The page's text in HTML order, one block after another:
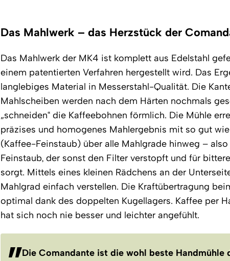
Das Mahlwerk – das Herzstück der
Das Mahlwerk der MK4 ist komplett aus Edelstahl
einem patentierten Verfahren hergestellt wird. Das
langlebiges Material in Messerstahl-Qualität. Die
Mahlscheiben werden nach dem Härten nochmals
„schneiden“ die Kaffeebohnen förmlich. Die Mühle
präzises und homogenes Mahlergebnis mit so gut wie
(Kaffee-Feinstaub) über alle Mahlgrade hinweg –
Feinstaub, der sonst den Filter verstopft und für
sorgt. Mittels eines kleinen Rädchens an der
Mahlgrad einfach verstellen. Die Kraftübertragung
optimal dank des doppelten Kugellagers. Kaffee per
hat sich noch nie besser und leichter angefühlt.
Die Comandante ist die wohl beste Handmühle